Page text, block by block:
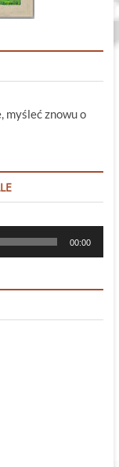
myśleć znowu o
00:00